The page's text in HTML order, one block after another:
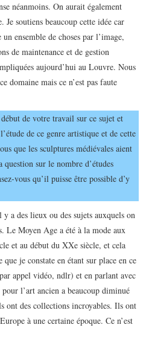
néanmoins. On aurait également
soutiens beaucoup cette idée car
ensemble de choses par l’image,
de maintenance et de gestion
aujourd’hui au Louvre. Nous
domaine mais ce n’est pas faute
de votre travail sur ce sujet et
de ce genre artistique et de cette
que les sculptures médiévales aient
sur le nombre d’études
vous qu’il puisse être possible d’y
y a des lieux ou des sujets auxquels on
Le Moyen Age a été à la mode aux
et au début du XXe siècle, et cela
je constate en étant sur place en ce
appel vidéo, ndlr) et en parlant avec
l’art ancien a beaucoup diminué
ont des collections incroyables. Ils ont
à une certaine époque. Ce n’est